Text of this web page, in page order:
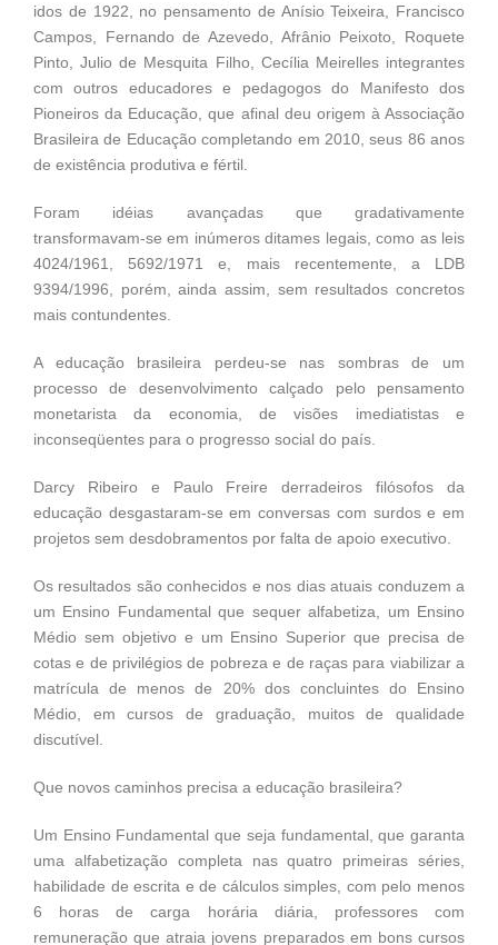
idos de 1922, no pensamento de Anísio Teixeira, Francisco
Campos, Fernando de Azevedo, Afrânio Peixoto, Roquete
Pinto, Julio de Mesquita Filho, Cecília Meirelles integrantes
com outros educadores e pedagogos do Manifesto dos
Pioneiros da Educação, que afinal deu origem à Associação
Brasileira de Educação completando em 2010, seus 86 anos
de existência produtiva e fértil.
Foram idéias avançadas que gradativamente
transformavam-se em inúmeros ditames legais, como as leis
4024/1961, 5692/1971 e, mais recentemente, a LDB
9394/1996, porém, ainda assim, sem resultados concretos
mais contundentes.
A educação brasileira perdeu-se nas sombras de um
processo de desenvolvimento calçado pelo pensamento
monetarista da economia, de visões imediatistas e
inconseqüentes para o progresso social do país.
Darcy Ribeiro e Paulo Freire derradeiros filósofos da
educação desgastaram-se em conversas com surdos e em
projetos sem desdobramentos por falta de apoio executivo.
Os resultados são conhecidos e nos dias atuais conduzem a
um Ensino Fundamental que sequer alfabetiza, um Ensino
Médio sem objetivo e um Ensino Superior que precisa de
cotas e de privilégios de pobreza e de raças para viabilizar a
matrícula de menos de 20% dos concluintes do Ensino
Médio, em cursos de graduação, muitos de qualidade
discutível.
Que novos caminhos precisa a educação brasileira?
Um Ensino Fundamental que seja fundamental, que garanta
uma alfabetização completa nas quatro primeiras séries,
habilidade de escrita e de cálculos simples, com pelo menos
6 horas de carga horária diária, professores com
remuneração que atraia jovens preparados em bons cursos